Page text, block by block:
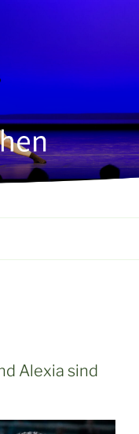
Alexia sind